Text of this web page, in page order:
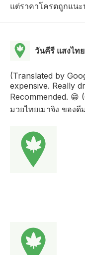
แต่ราคาโครตถูกแนะ
วันคีรี แสงไทย
(Translated by
expensive. Really
Recommended. 😁
มวยไทยเมาจิง ของ